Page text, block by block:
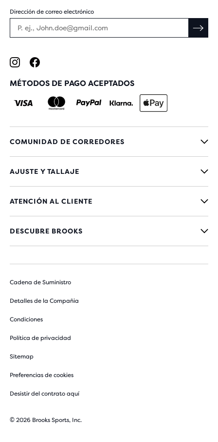
Dirección de correo electrónico
MÉTODOS DE PAGO ACEPTADOS
COMUNIDAD DE CORREDORES
AJUSTE Y TALLAJE
ATENCIÓN AL CLIENTE
DESCUBRE BROOKS
Cadena de Suministro
Detalles de la Compañia
Condiciones
Política de privacidad
Sitemap
Preferencias de cookies
Desistir del contrato aquí
© 2026 Brooks Sports, Inc.